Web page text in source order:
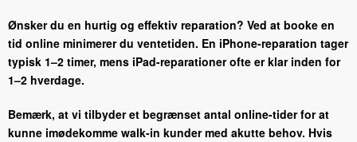
Ønsker du en hurtig og effektiv reparation? Ved at booke en
tid online minimerer du ventetiden. En iPhone-reparation tager
typisk 1–2 timer, mens iPad-reparationer ofte er klar inden for
1–2 hverdage.
Bemærk, at vi tilbyder et begrænset antal online-tider for at
kunne imødekomme walk-in kunder med akutte behov. Hvis